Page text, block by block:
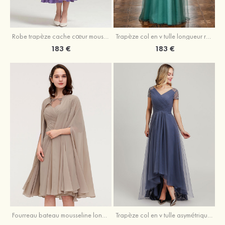
Robe trapèze cache cœur mousseline longueur mollet robe de mère de la mariée avec plissé veste
183 €
Trapèze col en v tulle longueur ras du sol robe de mère de la mariée avec perles paillettes
183 €
Fourreau bateau mousseline longueur genou robe de mère de la mariée avec appliqué plissé veste Trapèze col en v tulle asymétrique robe de mère de la mariée